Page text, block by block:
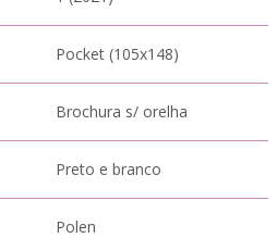
Pocket (105x148)
Brochura s/ orelha
Preto e branco
Polen